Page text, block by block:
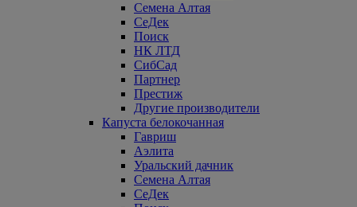
Семена Алтая
СеДек
Поиск
НК ЛТД
СибСад
Партнер
Престиж
Другие производители
Капуста белокочанная
Гавриш
Аэлита
Уральский дачник
Семена Алтая
СеДек